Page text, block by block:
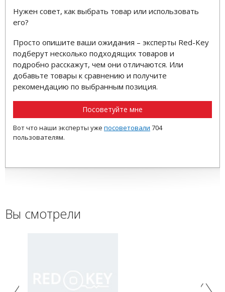
Нужен совет, как выбрать товар или использовать
его?
Просто опишите ваши ожидания – эксперты Red-Key
подберут несколько подходящих товаров и
подробно расскажут, чем они отличаются. Или
добавьте товары к сравнению и получите
рекомендацию по выбранным позиция.
Посоветуйте мне
Вот что наши эксперты уже посоветовали 704
пользователям.
Вы смотрели